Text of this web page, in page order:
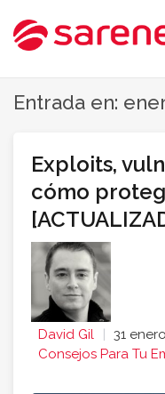
Entrada en:
Exploits,
cómo
David Gil
31
Consejos Para Tu